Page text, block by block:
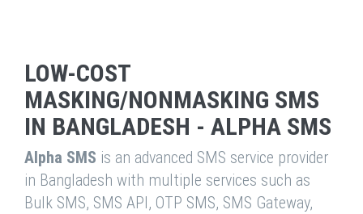
LOW-COST
MASKING/NONMASKING SMS
IN BANGLADESH - ALPHA SMS
Alpha SMS is an advanced SMS service provider
in Bangladesh with multiple services such as
Bulk SMS, SMS API, OTP SMS, SMS Gateway,